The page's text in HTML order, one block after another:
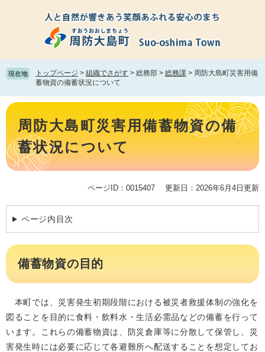
頭
で
飛
ば
て
現在地 トップページ > 組織でさがす > 総務部 > 総務課 > 周防大島町災害用備
蓄物資の備蓄状況について
本
周防大島町災害用備蓄物資の備
蓄状況について
ページID：0015407 更新日：2026年6月4日更新
ページ内目次
備蓄物資の目的
本町では、災害発生初期段階における被災者救援体制の強化を
図ることを目的に食料・飲料水・生活必需品などの備蓄を行って
います。これらの備蓄物資は、防災倉庫等に分散して保管し、災
害発生時には必要に応じて各避難所へ配送することを想定してお